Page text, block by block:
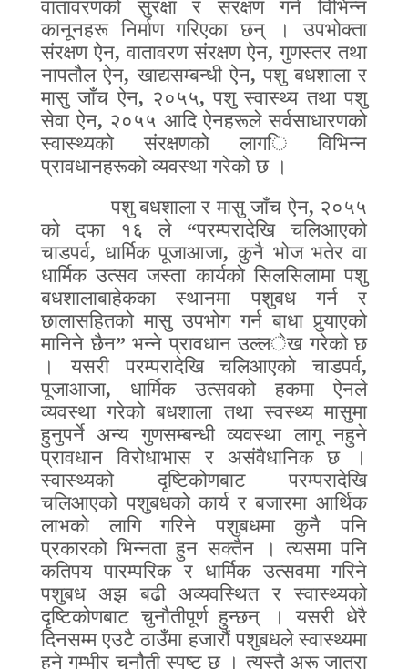
वातावरणको सुरक्षा र संरक्षण गर्न विभिन्न
कानूनहरू निर्माण गरिएका छन् । उपभोक्ता
संरक्षण ऐन,वातावरण संरक्षण ऐन,गुणस्तर तथा
नापतौल ऐन,खाद्यसम्बन्धी ऐन,पशु बधशाला र
मासु जाँच ऐन, २०५५,पशु स्वास्थ्य तथा पशु
सेवा ऐन, २०५५ आदि ऐनहरूले सर्वसाधारणको
स्वास्थ्यको संरक्षणको लागि विभिन्न
प्रावधानहरूको व्यवस्था गरेको छ ।
पशु बधशाला र मासु जाँच ऐन, २०५५
को दफा १६ ले “परम्परादेखि चलिआएको
चाडपर्व, धार्मिक पूजाआजा,कुनै भोज भतेर वा
धार्मिक उत्सव जस्ता कार्यको सिलसिलामा पशु
बधशालाबाहेकका स्थानमा पशुबध गर्न र
छालासहितको मासु उपभोग गर्न बाधा पुर्‍याएको
मानिने छैन” भन्ने प्रावधान उल्लेख गरेको छ
। यसरी परम्परादेखि चलिआएको चाडपर्व,
पूजाआजा, धार्मिक उत्सवको हकमा ऐनले
व्यवस्था गरेको बधशाला तथा स्वस्थ्य मासुमा
हुनुपर्ने अन्य गुणसम्बन्धी व्यवस्था लागू नहुने
प्रावधान विरोधाभास र असंवैधानिक छ ।
स्वास्थ्यको दृष्टिकोणबाट परम्परादेखि
चलिआएको पशुबधको कार्य र बजारमा आर्थिक
लाभको लागि गरिने पशुबधमा कुनै
पनि
प्रकारको भिन्नता हुन सक्तैन । त्यसमा पनि
कतिपय पारम्परिक र धार्मिक उत्सवमा गरिने
पशुबध अझ बढी अव्यवस्थित र स्वास्थ्यको
दृष्टिकोणबाट चुनौतीपूर्ण हुन्छन् । यसरी धेरै
दिनसम्म एउटै ठाउँमा हजारौं पशुबधले स्वास्थ्यमा
हुने गम्भीर चुनौती स्पष्ट छ । त्यस्तै अरू जात्रा